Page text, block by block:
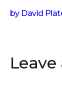
by David